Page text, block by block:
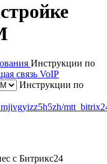
Инструкции по
связь VoIP
Инструкции по
с Битрикс24